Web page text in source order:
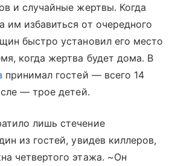
и случайные жертвы. Когда
им избавиться от очередного
быстро установил его место
когда жертва будет дома. В
принимал гостей — всего 14
— трое детей.
лишь стечение
из гостей, увидев киллеров,
четвертого этажа. ~Он